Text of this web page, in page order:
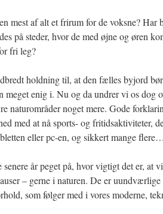
mest af alt et frirum for de voksne? Har
på steder, hvor de med øjne og øren
fri leg?
holdning til, at den fælles byjord bør
meget enig i. Nu og da undrer vi os dog
naturområder noget mere. Gode
med at nå sports- og fritidsaktiviteter,
eller pc-en, og sikkert mange
år peget på, hvor vigtigt det er, at
– gerne i naturen. De er
som følger med i vores moderne,